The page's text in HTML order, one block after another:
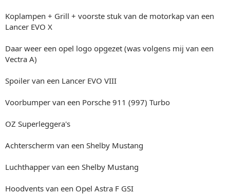
Koplampen + Grill + voorste stuk van de motorkap van een
Lancer EVO X
Daar weer een opel logo opgezet (was volgens mij van een
Vectra A)
Spoiler van een Lancer EVO VIII
Voorbumper van een Porsche 911 (997) Turbo
OZ Superleggera's
Achterscherm van een Shelby Mustang
Luchthapper van een Shelby Mustang
Hoodvents van een Opel Astra F GSI